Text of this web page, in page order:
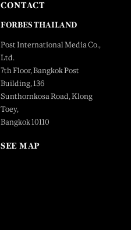
CONTACT
FORBES THAILAND
Post International Media Co.,
Ltd.
7th Floor, Bangkok Post
Building, 136
Sunthornkosa Road, Klong
Toey,
Bangkok 10110
SEE MAP